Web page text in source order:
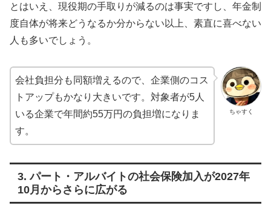
とはいえ、現役期の手取りが減るのは事実ですし、年金制
度自体が将来どうなるか分からない以上、素直に喜べない
人も多いでしょう。
ちゃすく
会社負担分も同額増えるので、企業側のコス
トアップもかなり大きいです。対象者が5人
いる企業で年間約55万円の負担増になりま
す。
3. パート・アルバイトの社会保険加入が2027年
10月からさらに広がる